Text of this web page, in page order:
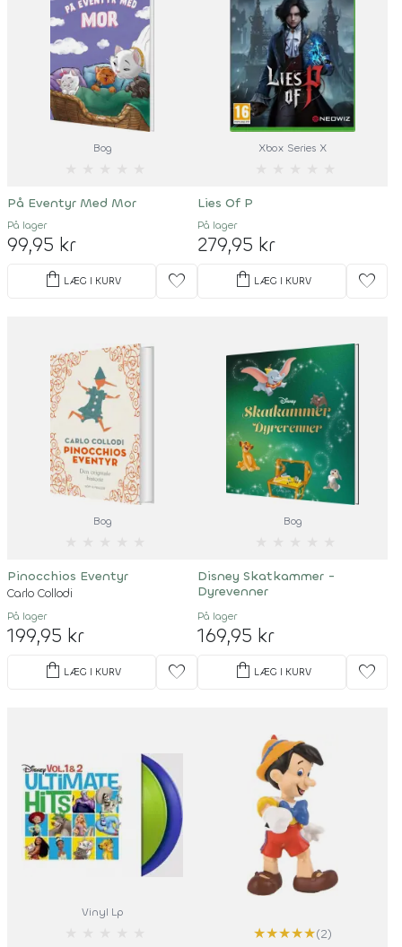
Bog
På Eventyr Med Mor
På lager
99,95 kr
shopping_bag LÆG I KURV favorite
Xbox Series X
Lies Of P
På lager
279,95 kr
shopping_bag LÆG I KURV favorite
Bog
Pinocchios Eventyr
Carlo Collodi
På lager
199,95 kr
shopping_bag LÆG I KURV favorite
Bog
Disney Skatkammer -
Dyrevenner
På lager
169,95 kr
shopping_bag LÆG I KURV favorite
Vinyl Lp
★★★★★(2)